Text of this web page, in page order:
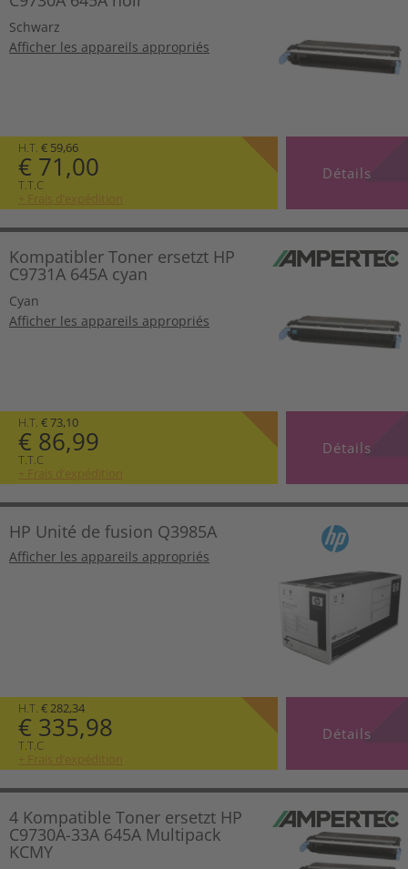
Schwarz
Afficher les appareils appropriés
H.T. € 59,66
€ 71,00
T.T.C
+ Frais d’expédition
Détails
Kompatibler Toner ersetzt HP
C9731A 645A cyan
Cyan
Afficher les appareils appropriés
H.T. € 73,10
€ 86,99
T.T.C
+ Frais d’expédition
Détails
HP Unité de fusion Q3985A
Afficher les appareils appropriés
H.T. € 282,34
€ 335,98
T.T.C
+ Frais d’expédition
Détails
4 Kompatible Toner ersetzt HP
C9730A-33A 645A Multipack
KCMY